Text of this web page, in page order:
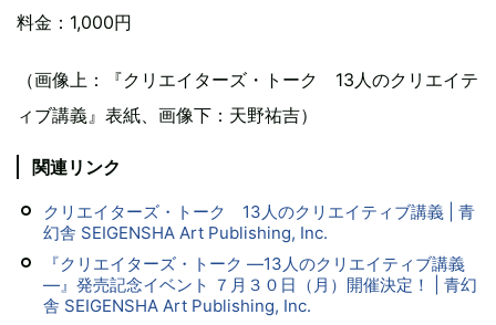
料金：1,000円
（画像上：『クリエイターズ・トーク 13人のクリエイテ
ィブ講義』表紙、画像下：天野祐吉）
関連リンク
クリエイターズ・トーク 13人のクリエイティブ講義 | 青
幻舎 SEIGENSHA Art Publishing, Inc.
『クリエイターズ・トーク ―13人のクリエイティブ講義
―』発売記念イベント ７月３０日（月）開催決定！ | 青幻
舎 SEIGENSHA Art Publishing, Inc.